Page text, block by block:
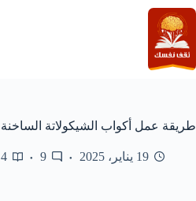
التجاوز
إلى
المحتوى
طريقة عمل أكواب الشيكولاتة الساخنة
19 يناير، 2025 9
4 mins